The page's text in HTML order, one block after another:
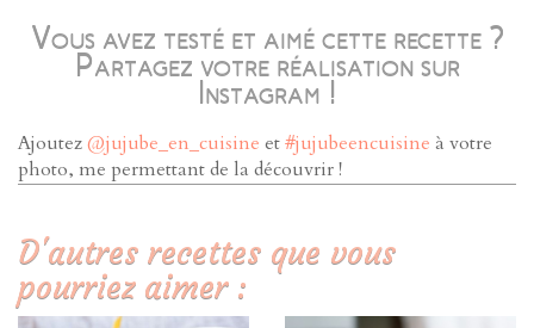
Vous avez testé et aimé cette recette ?
Partagez votre réalisation sur
Instagram !
Ajoutez@jujube_en_cuisine et#jujubeencuisine à votre
photo, me permettant de la découvrir !
D'autres recettes que vous
pourriez aimer :